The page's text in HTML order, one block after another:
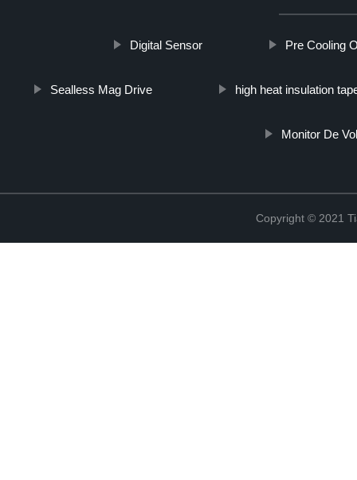
Digital Sensor Pre Cooling
Sealless Mag Drive high heat insulation
Monitor De
Copyright © 2021